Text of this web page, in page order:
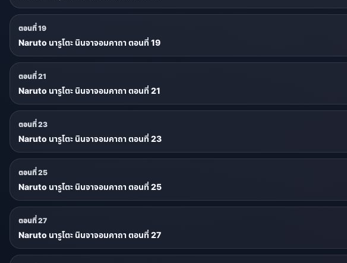
ตอนที่ 19
Naruto นารูโตะ นินจาจอมคาถา ตอนที่ 19
ตอนที่ 21
Naruto นารูโตะ นินจาจอมคาถา ตอนที่ 21
ตอนที่ 23
Naruto นารูโตะ นินจาจอมคาถา ตอนที่ 23
ตอนที่ 25
Naruto นารูโตะ นินจาจอมคาถา ตอนที่ 25
ตอนที่ 27
Naruto นารูโตะ นินจาจอมคาถา ตอนที่ 27